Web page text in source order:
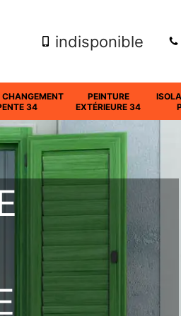
indisponible
34
PEINTURE
EXTÉRIEURE 34